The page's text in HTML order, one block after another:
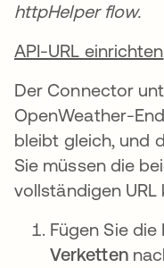
httpHelper flow.
API-URL einrichten
Der Connector
OpenWeather-
bleibt gleich, und
Sie müssen die
vollständigen URL
Fügen Sie die
Verketten